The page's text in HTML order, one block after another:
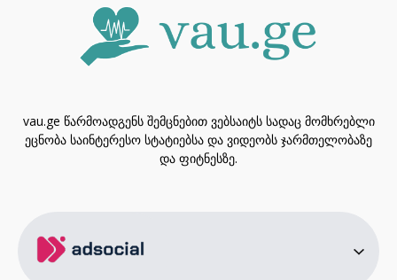
vau.ge წარმოადგენს შემცნებით ვებსაიტს სადაც მომხრებლი
ეცნობა საინტერესო სტატიებსა და ვიდეობს ჯარმთელობაზე
და ფიტნესზე.